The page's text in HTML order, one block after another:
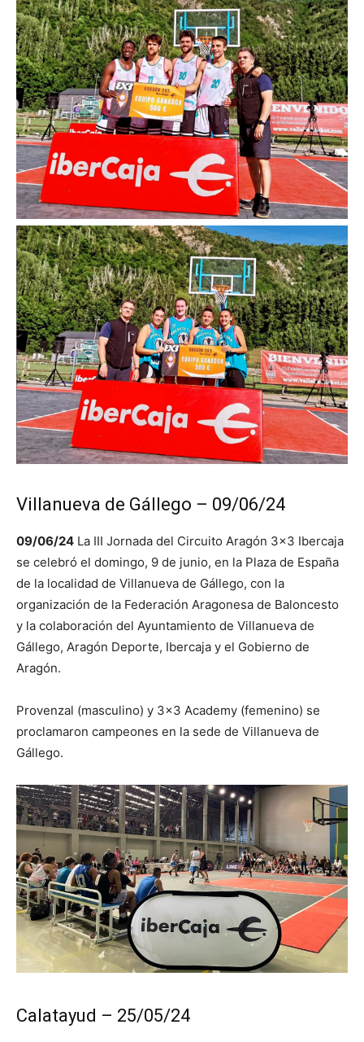
Villanueva de Gállego – 09/06/24
09/06/24 La III Jornada del Circuito Aragón 3×3 Ibercaja
se celebró el domingo, 9 de junio, en la Plaza de España
de la localidad de Villanueva de Gállego, con la
organización de la Federación Aragonesa de Baloncesto
y la colaboración del Ayuntamiento de Villanueva de
Gállego, Aragón Deporte, Ibercaja y el Gobierno de
Aragón.
Provenzal (masculino) y 3×3 Academy (femenino) se
proclamaron campeones en la sede de Villanueva de
Gállego.
Calatayud – 25/05/24